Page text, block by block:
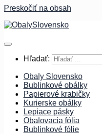
Preskočiť na obsah
Hľadať:
Obaly Slovensko
Bublinkové obálky
Papierové krabičky
Kurierske obálky
Lepiace pásky
Obalovacia fólia
Bublinkové fólie